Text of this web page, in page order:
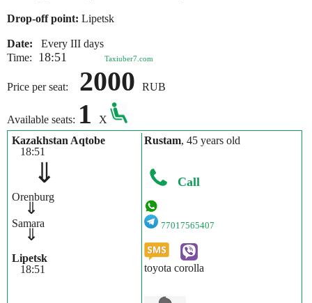
Drop-off point: Lipetsk
Date:
Every III days
Time:
18:51 Taxiuber7.com
Price per seat: 2000 RUB
Available seats: 1
X
Kazakhstan Aqtobe
18:51
⇓
Orenburg
⇓
Samara
⇓
Lipetsk
18:51
Rustam, 45 years old
Call
77017565407
toyota corolla